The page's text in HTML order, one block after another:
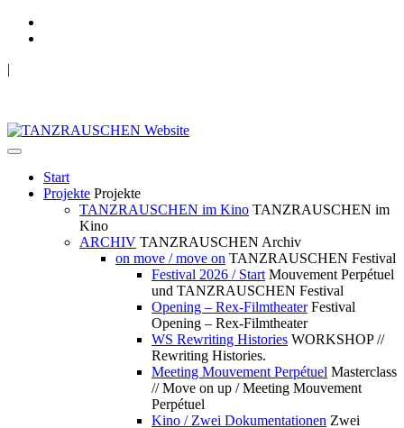
|
Start
Projekte Projekte
TANZRAUSCHEN im Kino TANZRAUSCHEN im
Kino
ARCHIV TANZRAUSCHEN Archiv
on move / move on TANZRAUSCHEN Festival
Festival 2026 / Start Mouvement Perpétuel
und TANZRAUSCHEN Festival
Opening – Rex-Filmtheater Festival
Opening – Rex-Filmtheater
WS Rewriting Histories WORKSHOP //
Rewriting Histories.
Meeting Mouvement Perpétuel Masterclass
// Move on up / Meeting Mouvement
Perpétuel
Kino / Zwei Dokumentationen Zwei